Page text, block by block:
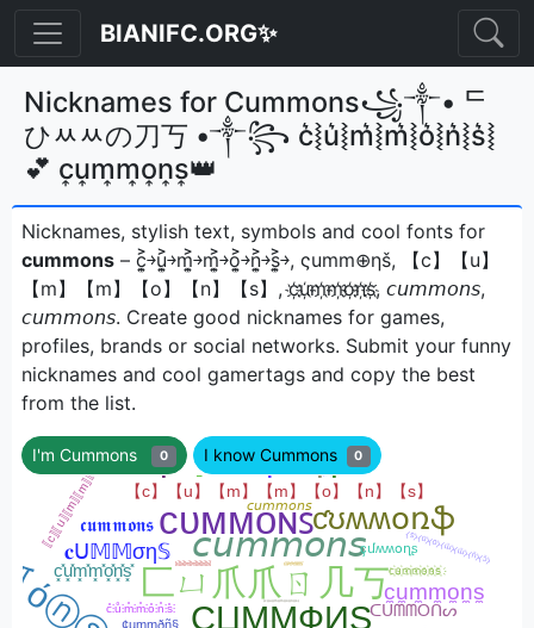
BIANIFC.ORG✨
Nicknames for Cummons꧁༒• ᄃ
ひﾶﾶの刀丂 •༒꧂ c͛⦚u͛⦚m͛⦚m͛⦚o͛⦚n͛⦚s͛⦚
💕 c͎u͎m͎m͎o͎n͎s͎👑
Nicknames, stylish text, symbols and cool fonts for
cummons – c͎͍͐￫u͎͍͐￫m͎͍͐￫m͎͍͐￫o͎͍͐￫n͎͍͐￫s͎͍͐￫, ςumm⊕ηš, 【c】【u】
【m】【m】【o】【n】【s】, c҉u҉m҉m҉o҉n҉s҉, 𝘤𝘶𝘮𝘮𝘰𝘯𝘴,
𝘤𝘶𝘮𝘮𝘰𝘯𝘴ㅤ. Create good nicknames for games,
profiles, brands or social networks. Submit your funny
nicknames and cool gamertags and copy the best
from the list.
I'm Cummons 0 I know Cummons 0